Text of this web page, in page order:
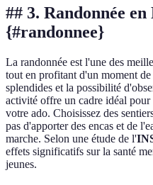
## 3. Randonnée
{#randonnee}
La randonnée est l'une des
tout en profitant d'un moment
splendides et la possibilité
activité offre un cadre idéal
votre ado. Choisissez des
pas d'apporter des encas et de
marche. Selon une étude de l'
effets significatifs sur la santé
jeunes.